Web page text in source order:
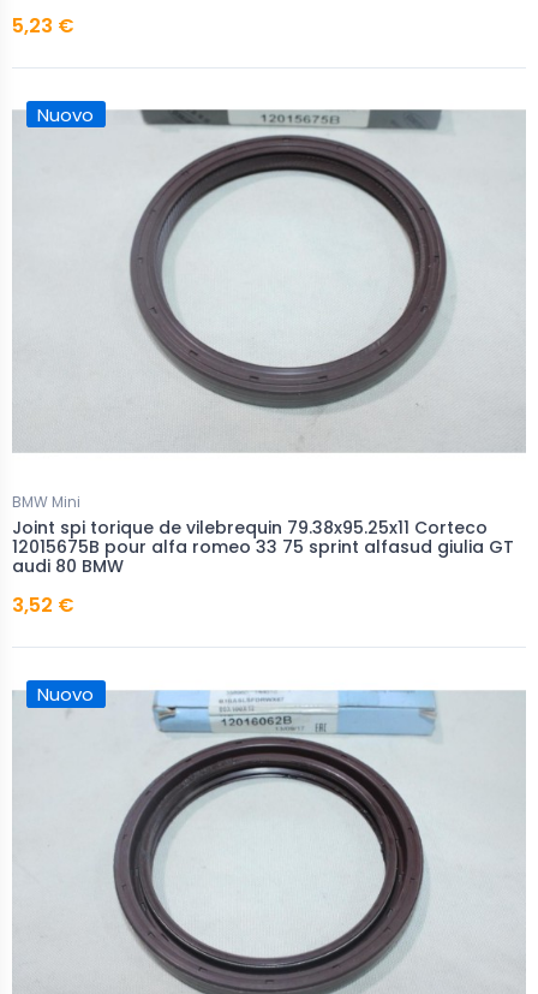
5,23 €
Nuovo
BMW Mini
Joint spi torique de vilebrequin 79.38x95.25x11 Corteco
12015675B pour alfa romeo 33 75 sprint alfasud giulia GT
audi 80 BMW
3,52 €
Nuovo